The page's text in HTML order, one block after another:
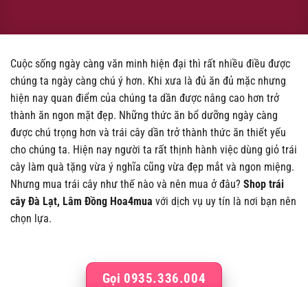
Cuộc sống ngày càng văn minh hiện đại thì rất nhiều điều được
chúng ta ngày càng chú ý hơn. Khi xưa là đủ ăn đủ mặc nhưng
hiện nay quan điểm của chúng ta dần được nâng cao hơn trở
thành ăn ngon mặt đẹp. Những thức ăn bổ dưỡng ngày càng
được chú trọng hơn và trái cây dần trở thành thức ăn thiết yếu
cho chúng ta. Hiện nay người ta rất thịnh hành việc dùng giỏ trái
cây làm quà tặng vừa ý nghĩa cũng vừa đẹp mắt và ngon miệng.
Nhưng mua trái cây như thế nào và nên mua ở đâu? Shop trái
cây Đà Lạt, Lâm Đồng Hoa4mua với dịch vụ uy tín là nơi bạn nên
chọn lựa.
Gọi 0935.336.004